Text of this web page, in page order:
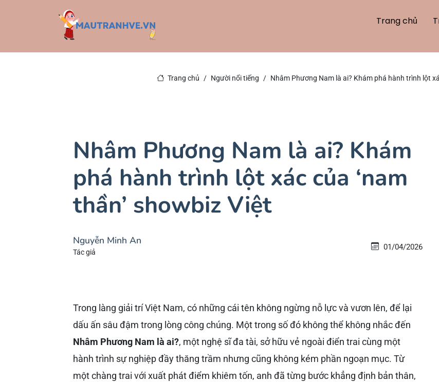
Trang chủ
Trang chủ Người nổi tiếng Nhâm Phương Nam là ai? Khám phá hành trình lột
Nhâm Phương Nam là ai? Khám
phá hành trình lột xác của ‘nam
thần’ showbiz Việt
Nguyễn Minh An
Tác giả
01/04/2026
Trong làng giải trí Việt Nam, có những cái tên không ngừng nỗ lực và vươn lên, để lại
dấu ấn sâu đậm trong lòng công chúng. Một trong số đó không thể không nhắc đến
Nhâm Phương Nam là ai?, một nghệ sĩ đa tài, sở hữu vẻ ngoài điển trai cùng một
hành trình sự nghiệp đầy thăng trầm nhưng cũng không kém phần ngoạn mục. Từ
một chàng trai với xuất phát điểm khiêm tốn, anh đã từng bước khẳng định bản thân,